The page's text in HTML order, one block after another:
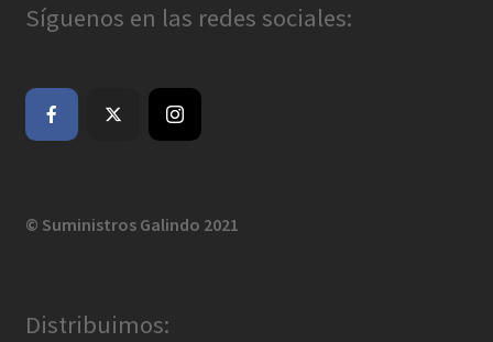
Síguenos en las redes sociales:
© Suministros Galindo 2021
Distribuimos: